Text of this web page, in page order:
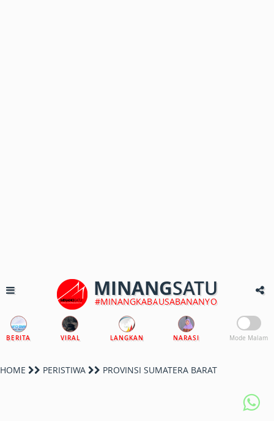
MINANGSATU
#MINANGKABAUSABANANYO
BERITA VIRAL LANGKAN NARASI Mode Malam
HOME PERISTIWA PROVINSI SUMATERA BARAT